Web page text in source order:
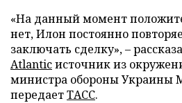
«На данный момент
нет, Илон постоянно
заключать сделку», –
Atlanticисточник из
министра обороны Украины
передаетТАСС.